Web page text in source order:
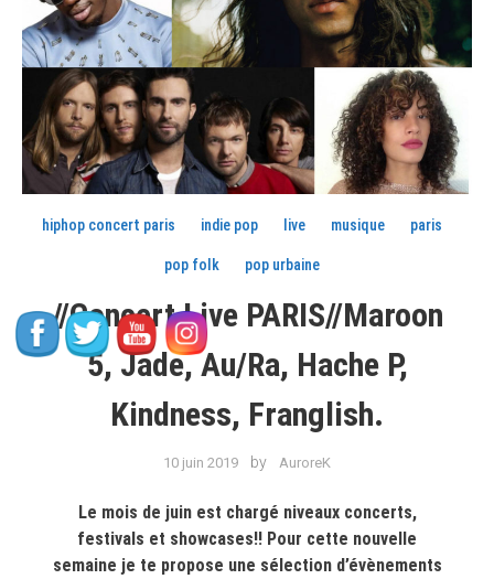
hiphop concert paris indie pop live musique paris
pop folk pop urbaine
//Concert Live PARIS//Maroon
5, Jade, Au/ra, Hache P,
Kindness, Franglish.
10 juin 2019 by AuroreK
Le mois de juin est chargé niveaux concerts,
festivals et showcases!! Pour cette nouvelle
semaine je te propose une sélection d’évènements